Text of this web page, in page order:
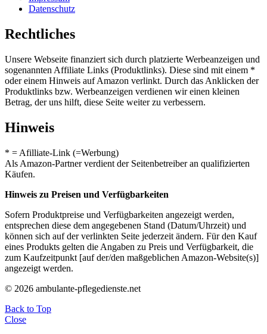
Datenschutz
Rechtliches
Unsere Webseite finanziert sich durch platzierte Werbeanzeigen und
sogenannten Affiliate Links (Produktlinks). Diese sind mit einem *
oder einem Hinweis auf Amazon verlinkt. Durch das Anklicken der
Produktlinks bzw. Werbeanzeigen verdienen wir einen kleinen
Betrag, der uns hilft, diese Seite weiter zu verbessern.
Hinweis
* = Afilliate-Link (=Werbung)
Als Amazon-Partner verdient der Seitenbetreiber an qualifizierten
Käufen.
Hinweis zu Preisen und Verfügbarkeiten
Sofern Produktpreise und Verfügbarkeiten angezeigt werden,
entsprechen diese dem angegebenen Stand (Datum/Uhrzeit) und
können sich auf der verlinkten Seite jederzeit ändern. Für den Kauf
eines Produkts gelten die Angaben zu Preis und Verfügbarkeit, die
zum Kaufzeitpunkt [auf der/den maßgeblichen Amazon-Website(s)]
angezeigt werden.
© 2026 ambulante-pflegedienste.net
Back to Top
Close